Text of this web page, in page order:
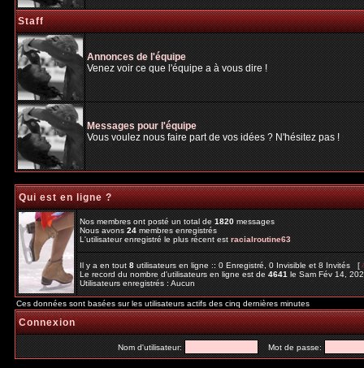
Staff
Annonces de l'équipe
Venez voir ce que l'équipe a à vous dire !
Messages pour l'équipe
Vous voulez nous faire part de vos idées ? N'hésitez pas !
Qui est en ligne ?
Nos membres ont posté un total de1820messages
Nous avons24membres enregistrés
L'utilisateur enregistré le plus récent estracialroutine63
Il y a en tout8utilisateurs en ligne :: 0 Enregistré, 0 Invisible et 8 Invités [
Le record du nombre d'utilisateurs en ligne est de4641le Sam Fév 14,
Utilisateurs enregistrés : Aucun
Ces données sont basées sur les utilisateurs actifs des cinq dernières minutes
Connexion
Nom d'utilisateur: Mot de passe: